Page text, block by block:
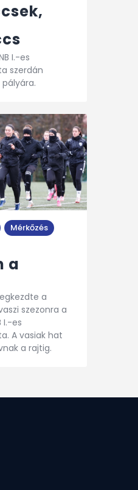
I.-es
szerdán
Mérkőzés
a
a
szezonra a
I.-es
A vasiak hat
a rajtig.